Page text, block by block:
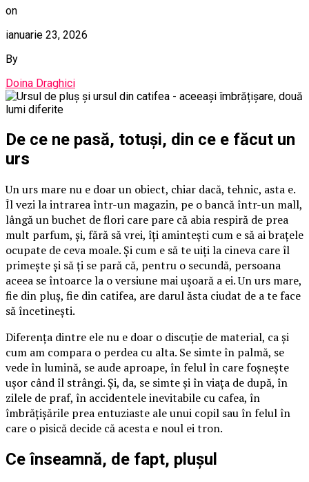
on
ianuarie 23, 2026
By
Doina Draghici
De ce ne pasă, totuși, din ce e făcut un
urs
Un urs mare nu e doar un obiect, chiar dacă, tehnic, asta e.
Îl vezi la intrarea într-un magazin, pe o bancă într-un mall,
lângă un buchet de flori care pare că abia respiră de prea
mult parfum, și, fără să vrei, îți amintești cum e să ai brațele
ocupate de ceva moale. Și cum e să te uiți la cineva care îl
primește și să ți se pară că, pentru o secundă, persoana
aceea se întoarce la o versiune mai ușoară a ei. Un urs mare,
fie din pluș, fie din catifea, are darul ăsta ciudat de a te face
să încetinești.
Diferența dintre ele nu e doar o discuție de material, ca și
cum am compara o perdea cu alta. Se simte în palmă, se
vede în lumină, se aude aproape, în felul în care foșnește
ușor când îl strângi. Și, da, se simte și în viața de după, în
zilele de praf, în accidentele inevitabile cu cafea, în
îmbrățișările prea entuziaste ale unui copil sau în felul în
care o pisică decide că acesta e noul ei tron.
Ce înseamnă, de fapt, plușul